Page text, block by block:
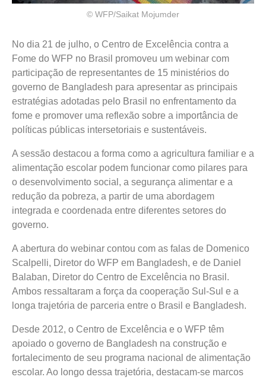
© WFP/Saikat Mojumder
No dia 21 de julho, o Centro de Excelência contra a
Fome do WFP no Brasil promoveu um webinar com
participação de representantes de 15 ministérios do
governo de Bangladesh para apresentar as principais
estratégias adotadas pelo Brasil no enfrentamento da
fome e promover uma reflexão sobre a importância de
políticas públicas intersetoriais e sustentáveis.
A sessão destacou a forma como a agricultura familiar e a
alimentação escolar podem funcionar como pilares para
o desenvolvimento social, a segurança alimentar e a
redução da pobreza, a partir de uma abordagem
integrada e coordenada entre diferentes setores do
governo.
A abertura do webinar contou com as falas de Domenico
Scalpelli, Diretor do WFP em Bangladesh, e de Daniel
Balaban, Diretor do Centro de Excelência no Brasil.
Ambos ressaltaram a força da cooperação Sul-Sul e a
longa trajetória de parceria entre o Brasil e Bangladesh.
Desde 2012, o Centro de Excelência e o WFP têm
apoiado o governo de Bangladesh na construção e
fortalecimento de seu programa nacional de alimentação
escolar. Ao longo dessa trajetória, destacam-se marcos